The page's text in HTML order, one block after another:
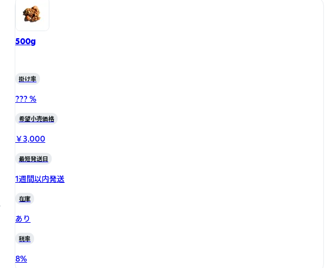
500g
掛け率
??? %
希望小売価格
￥3,000
最短発送日
1週間以内発送
在庫
あり
税率
8%